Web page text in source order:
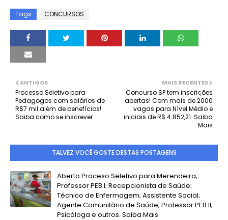
Tags CONCURSOS
MAIS RECENTES
Concurso SP tem inscrições
abertas! Com mais de 2000
vagas para Nível Médio e
iniciais de R$ 4.852,21. Saiba
Mais
ANTIGOS
Processo Seletivo para
Pedagogos com salários de
R$7 mil além de benefícios!
Saiba como se inscrever
TALVEZ VOCÊ GOSTE DESTAS POSTAGENS
Aberto Proceso Seletivo para Merendeira;
Professor PEB I; Recepcionista de Saúde;
Técnico de Enfermagem; Assistente Social;
Agente Comunitário de Saúde; Professor PEB II;
Psicóloga e outros. Saiba Mais